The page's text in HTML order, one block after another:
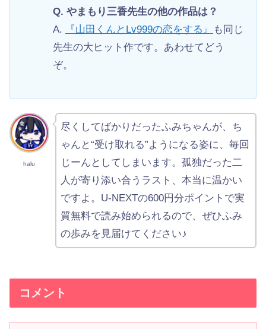
Q. やまもり三香先生の他の作品は？
A.
『山田くんとLv999の恋をする』
も同じ
先生の大ヒット作です。あわせてどう
ぞ。
halu
尽くしてばかりだったふみちゃんが、ち
ゃんと“受け取れる”ようになる姿に、毎回
じーんとしてしまいます。孤独だった二
人が寄り添い合うラスト、本当に温かい
ですよ。U-NEXTの600円分ポイントで実
質無料で読み始められるので、ぜひふみ
の歩みを見届けてください♪
コメント